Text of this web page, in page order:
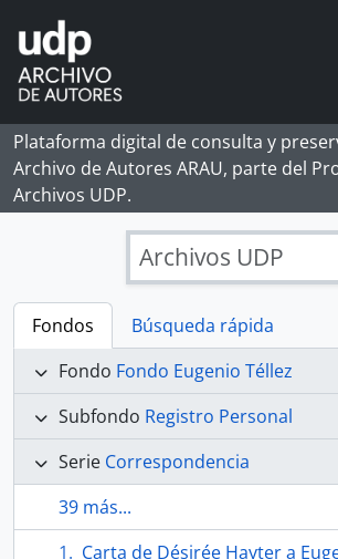
Skip to main content
Plataforma digital de consulta y
Archivo de Autores ARAU, parte del
Archivos UDP.
Archivos UDP
Fondos
Búsqueda rápida
Fondo Fondo Eugenio Téllez
Subfondo Registro Personal
Serie Correspondencia
39 más...
Carta de Désirée Hayter a